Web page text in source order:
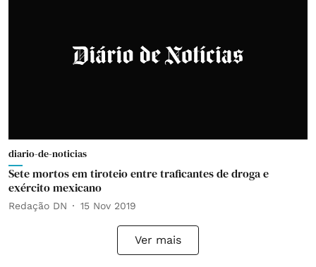
diario-de-noticias
Sete mortos em tiroteio entre traficantes de droga e
exército mexicano
Redação DN 15 Nov 2019
Ver mais